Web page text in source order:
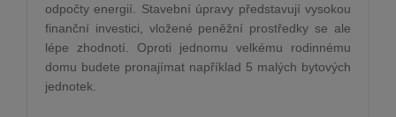
odpočty energií. Stavební úpravy představují vysokou
finanční investici, vložené peněžní prostředky se ale
lépe zhodnotí. Oproti jednomu velkému rodinnému
domu budete pronajímat například 5 malých bytových
jednotek.